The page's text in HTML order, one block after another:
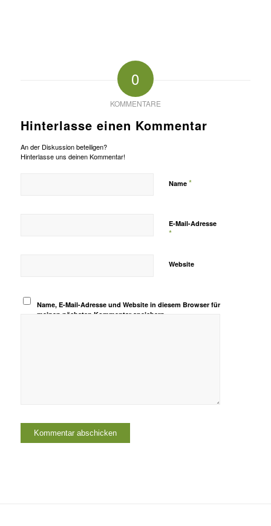
0
KOMMENTARE
Hinterlasse einen Kommentar
An der Diskussion beteiligen?
Hinterlasse uns deinen Kommentar!
Name *
E-Mail-Adresse
*
Website
Name, E-Mail-Adresse und Website in diesem Browser für
meinen nächsten Kommentar speichern.